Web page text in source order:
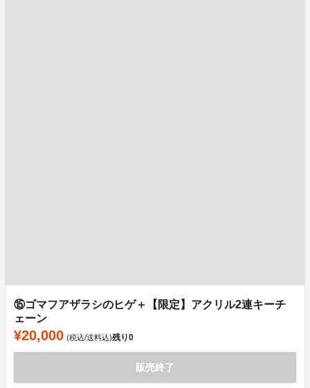
⑮ゴマフアザラシのヒゲ＋【限定】アクリル2連キーチ
ェーン
¥20,000 (税込/送料込)残り0
販売終了